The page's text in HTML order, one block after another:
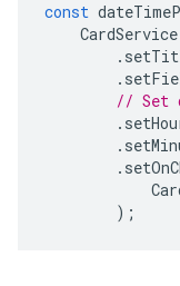
const
CardService
.
.
// Set
.
.
.
);